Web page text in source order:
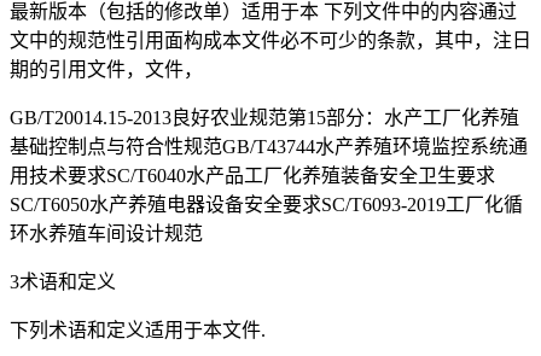
最新版本（包括的修改单）适用于本 下列文件中的内容通过
文中的规范性引用面构成本文件必不可少的条款，其中，注日
期的引用文件，文件，
GB/T20014.15-2013良好农业规范第15部分：水产工厂化养殖
基础控制点与符合性规范GB/T43744水产养殖环境监控系统通
用技术要求SC/T6040水产品工厂化养殖装备安全卫生要求
SC/T6050水产养殖电器设备安全要求SC/T6093-2019工厂化循
环水养殖车间设计规范
3术语和定义
下列术语和定义适用于本文件.